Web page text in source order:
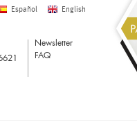
Español English
Newsletter
FAQ